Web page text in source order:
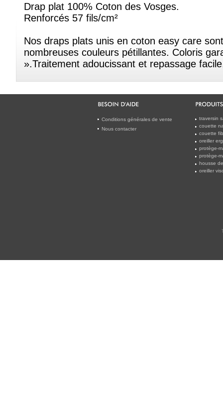
Drap plat 100% Coton des Vosges.
Renforcés 57 fils/cm²
Nos draps plats unis en coton easy care
nombreuses couleurs pétillantes. Coloris
».Traitement adoucissant et repassage
Conditions générales de vente
Nous contacter
traversin
couette
couette
oreiller
protège-
protège-
housse
oreiller